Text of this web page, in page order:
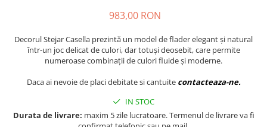
Sisteme si accesorii pentru
Sisteme pentru usi pliante
Accesorii dressing
Bari pentru haine
Accesorii pentru compartimentare
Merivobox - Blum
983,00 RON
Decorul Stejar Casella prezintă un model de flader elegant și natural
într-un joc delicat de culori, dar totuși deosebit, care permite
numeroase combinații de culori fluide și moderne.
Daca ai nevoie de placi debitate si cantuite contacteaza-ne.
IN STOC
Durata de livrare: maxim 5 zile lucratoare. Termenul de livrare va fi